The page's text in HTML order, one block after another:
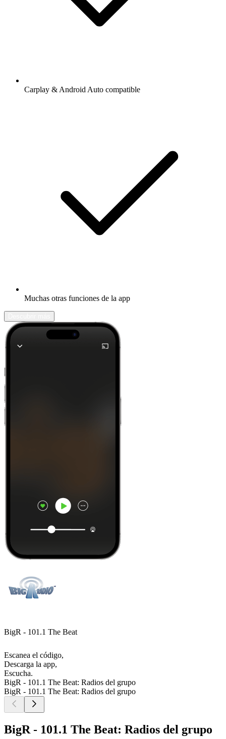
Carplay & Android Auto compatible
Muchas otras funciones de la app
BigR - 101.1 The Beat
Escanea el código,
Descarga la app,
Escucha.
BigR - 101.1 The Beat: Radios del grupo
BigR - 101.1 The Beat: Radios del grupo
BigR - 101.1 The Beat: Radios del grupo